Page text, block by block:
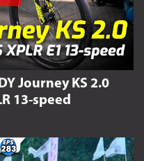
Journey KS 2.0
13-speed